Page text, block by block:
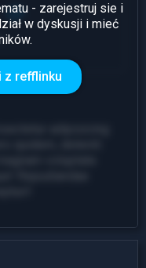
- zarejestruj sie i
w dyskusji i mieć
z refflinku